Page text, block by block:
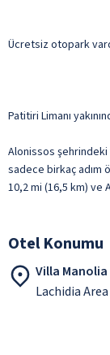
Ücretsiz otopark
Patitiri Limanı
Alonissos şehrindeki
sadece birkaç adım
10,2 mi (16,5 km) ve
Otel Konumu
Villa Manolia
Lachidia